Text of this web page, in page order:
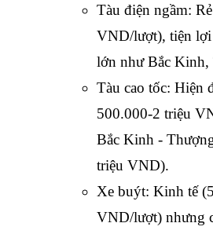
Tàu điện ngầm:
VND/lượt), tiện lợi
lớn như Bắc Kinh,
Tàu cao tốc: Hiện
500.000-2 triệu
Bắc Kinh -
triệu VND).
Xe buýt: Kinh tế
VND/lượt) nhưng